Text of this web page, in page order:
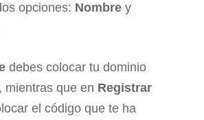
opciones: Nombre y
debes colocar tu dominio
mientras que en Registrar
el código que te ha